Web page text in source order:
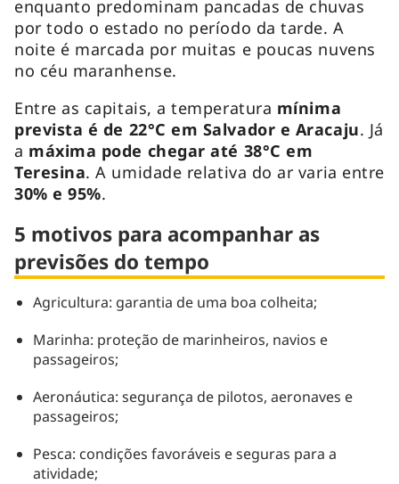
enquanto predominam pancadas de chuvas
por todo o estado no período da tarde. A
noite é marcada por muitas e poucas nuvens
no céu maranhense.
Entre as capitais, a temperatura mínima
prevista é de 22°C em Salvador e Aracaju. Já
a máxima pode chegar até 38°C em
Teresina. A umidade relativa do ar varia entre
30% e 95%.
5 motivos para acompanhar as
previsões do tempo
Agricultura: garantia de uma boa colheita;
Marinha: proteção de marinheiros, navios e
passageiros;
Aeronáutica: segurança de pilotos, aeronaves e
passageiros;
Pesca: condições favoráveis e seguras para a
atividade;